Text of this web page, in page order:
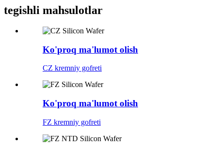
tegishli mahsulotlar
Ko'proq ma'lumot olish
CZ kremniy gofreti
Ko'proq ma'lumot olish
FZ kremniy gofreti